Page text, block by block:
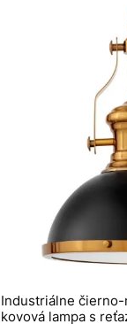
Industriálne
kovová lampa s